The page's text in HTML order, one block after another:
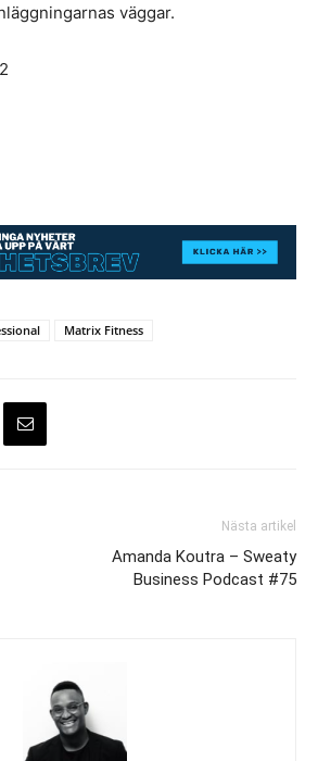
väggar.
Matrix Fitness
Nästa artikel
Amanda Koutra – Sweaty
Business Podcast #75